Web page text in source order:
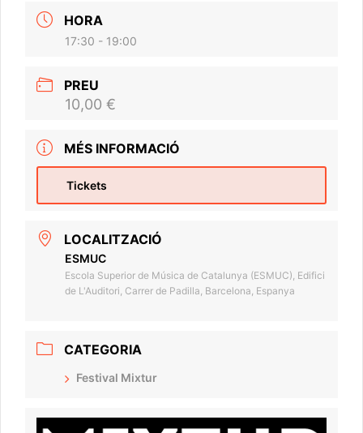
HORA
17:30 - 19:00
PREU
10,00 €
MÉS INFORMACIÓ
Tickets
LOCALITZACIÓ
ESMUC
Escola Superior de Música de Catalunya (ESMUC), Edifici
de L'Auditori, Carrer de Padilla, Barcelona, Espanya
CATEGORIA
Festival Mixtur